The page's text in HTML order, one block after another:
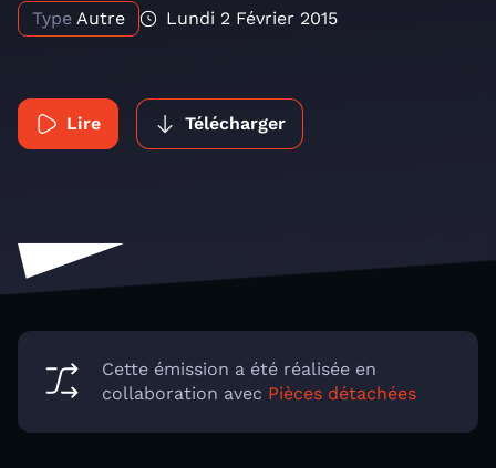
Type Autre Lundi 2 Février 2015
Lire Télécharger
Cette émission a été réalisée en
collaboration avec Pièces détachées